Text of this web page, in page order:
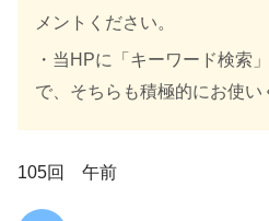
メントください。
・当HPに「キーワード検索
で、そちらも積極的にお使い
105回 午前